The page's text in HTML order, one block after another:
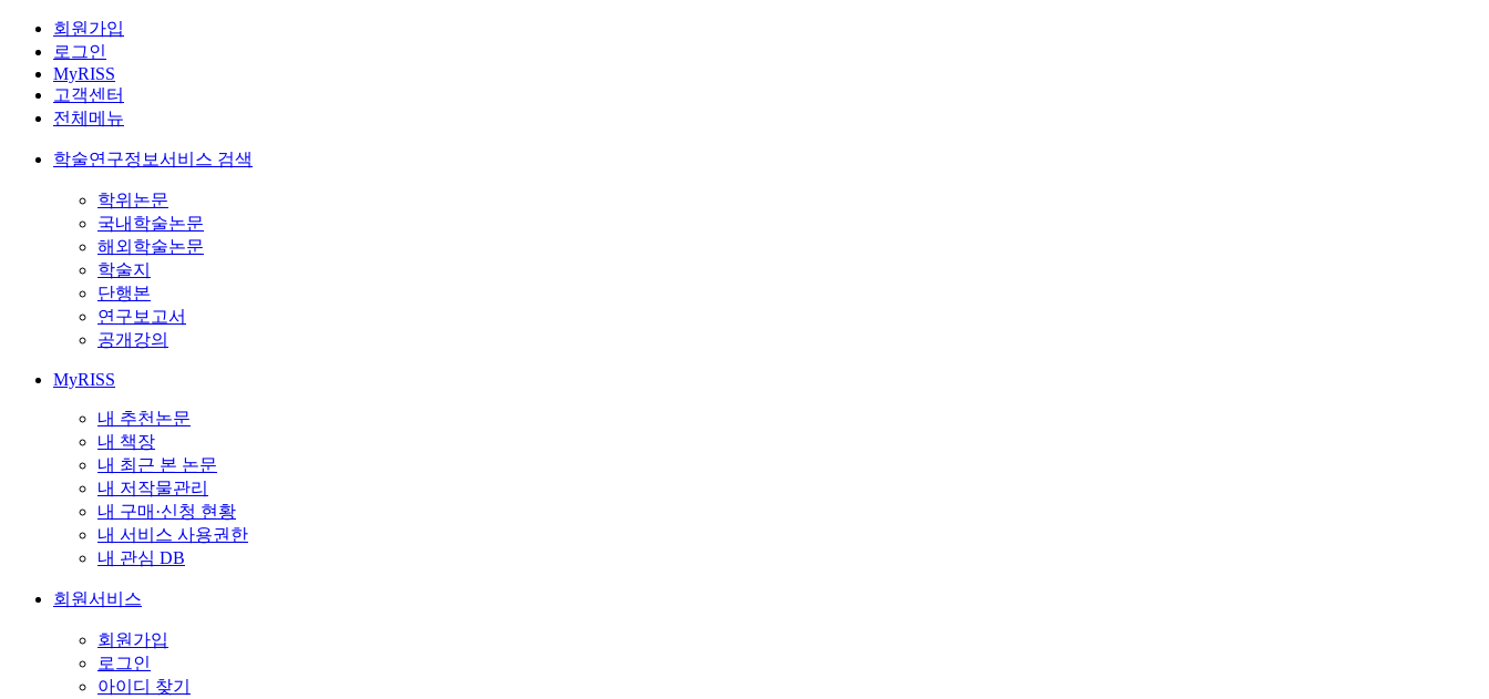
회원가입
로그인
MyRISS
고객센터
전체메뉴
학술연구정보서비스 검색
학위논문
국내학술논문
해외학술논문
학술지
단행본
연구보고서
공개강의
MyRISS
내 추천논문
내 책장
내 최근 본 논문
내 저작물관리
내 구매·신청 현황
내 서비스 사용권한
내 관심 DB
회원서비스
회원가입
로그인
아이디 찾기